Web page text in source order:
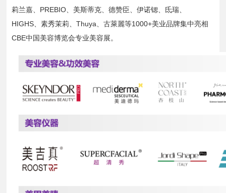
莉兰嘉、PREBIO、美斯蒂克、德赞臣、伊诺锶、氐瑞、
HIGHS、素秀茉莉、Thuya、古萊麗等1000+美业品牌集中亮相
CBE中国美容博览会专业美容展。